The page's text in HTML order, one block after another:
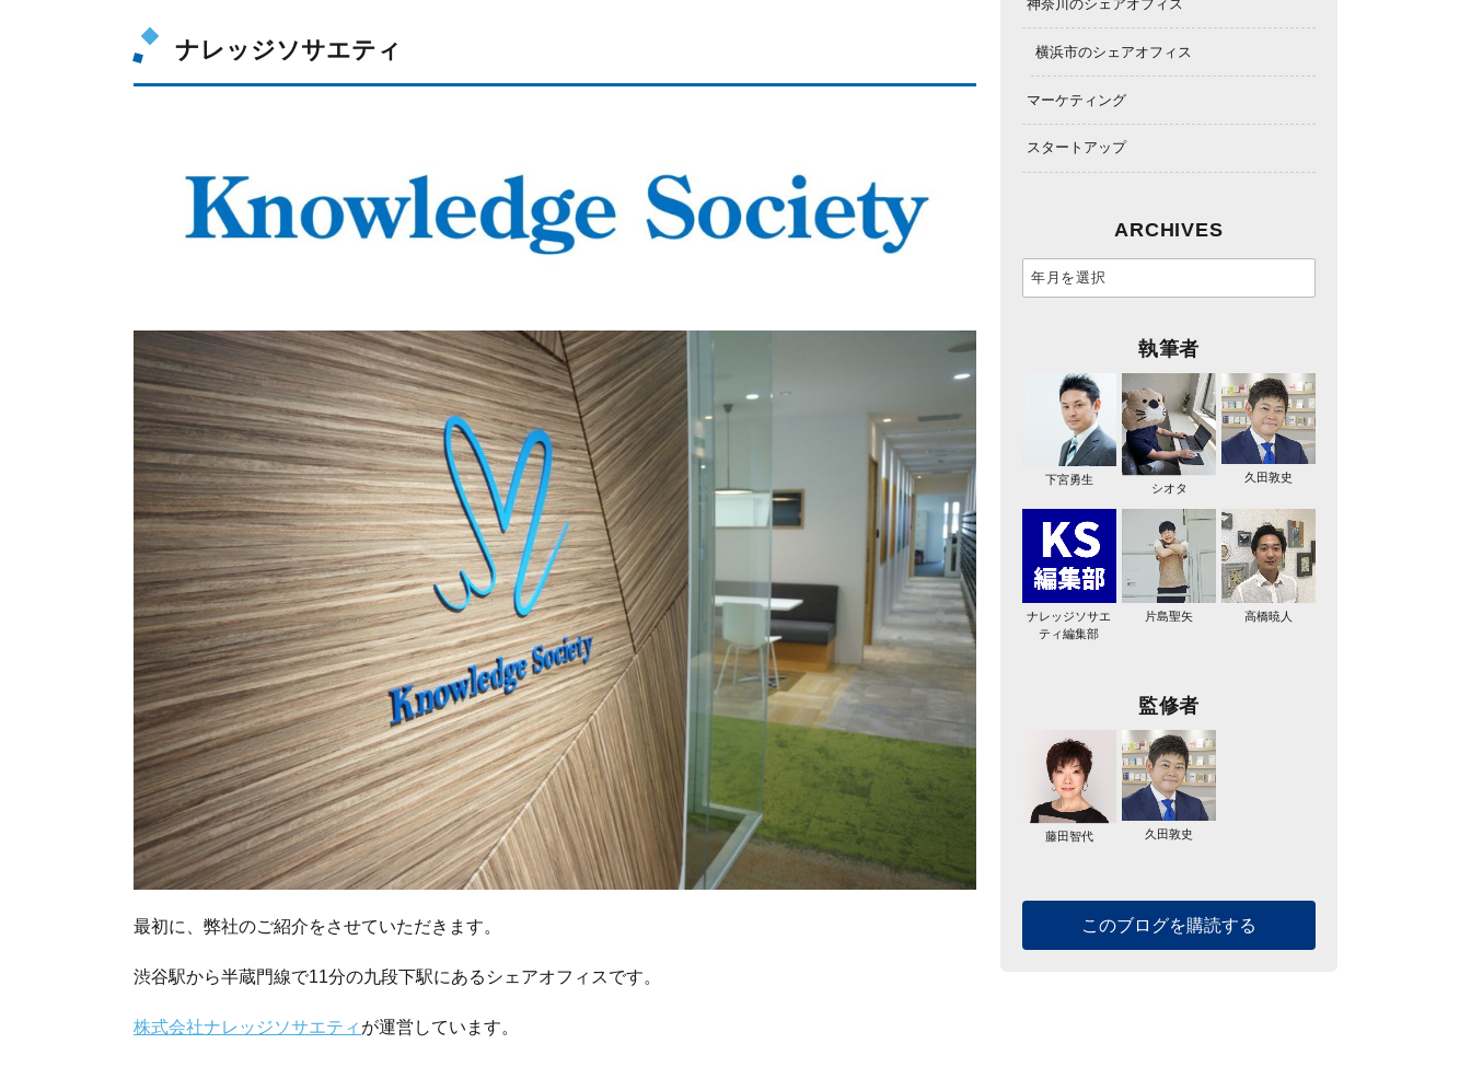
ナレッジソサエティ
最初に、弊社のご紹介をさせていただきます。
渋谷駅から半蔵門線で11分の九段下駅にあるシェアオフィスです。
株式会社ナレッジソサエティ が運営しています。
神奈川のシェアオフィス
横浜市のシェアオフィス
マーケティング
スタートアップ
ARCHIVES
執筆者
下宮勇生
シオタ
久田敦史
ナレッジソサエ
ティ編集部
片島聖矢 高橋暁人
監修者
藤田智代 久田敦史
このブログを購読する